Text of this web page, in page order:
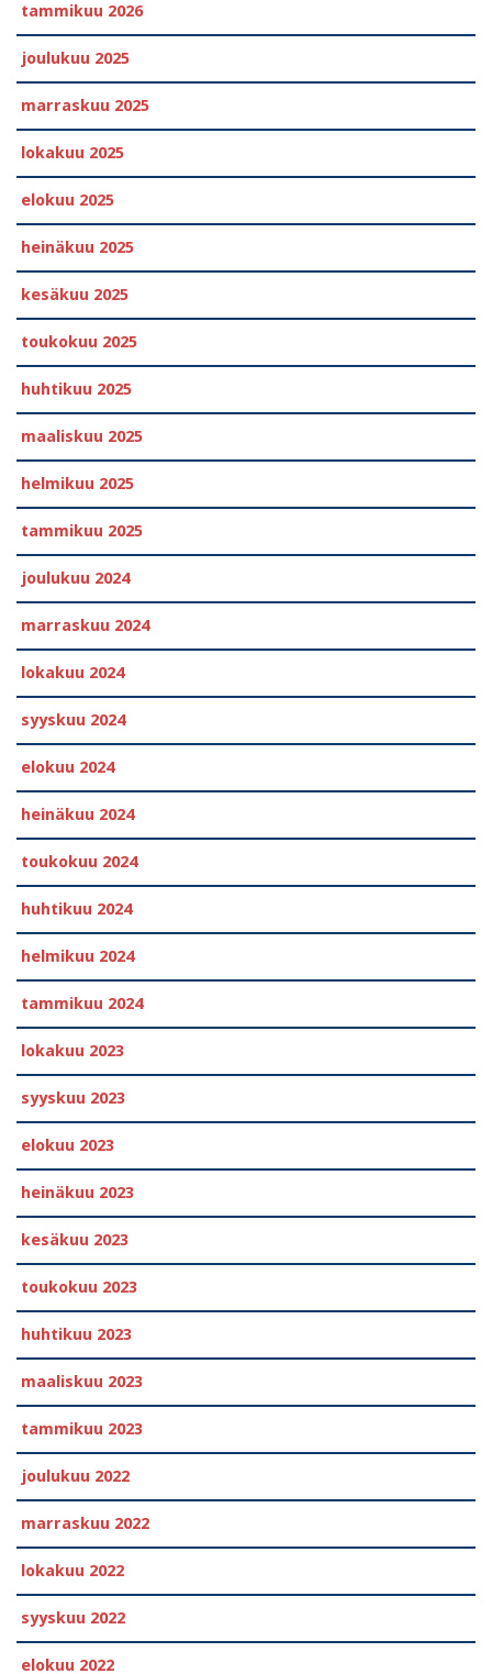
tammikuu 2026
joulukuu 2025
marraskuu 2025
lokakuu 2025
elokuu 2025
heinäkuu 2025
kesäkuu 2025
toukokuu 2025
huhtikuu 2025
maaliskuu 2025
helmikuu 2025
tammikuu 2025
joulukuu 2024
marraskuu 2024
lokakuu 2024
syyskuu 2024
elokuu 2024
heinäkuu 2024
toukokuu 2024
huhtikuu 2024
helmikuu 2024
tammikuu 2024
lokakuu 2023
syyskuu 2023
elokuu 2023
heinäkuu 2023
kesäkuu 2023
toukokuu 2023
huhtikuu 2023
maaliskuu 2023
tammikuu 2023
joulukuu 2022
marraskuu 2022
lokakuu 2022
syyskuu 2022
elokuu 2022